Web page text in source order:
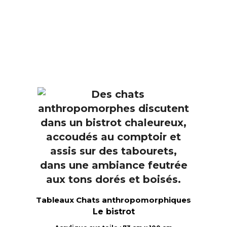
Tableaux Chats anthropomorphiques
Le bistrot